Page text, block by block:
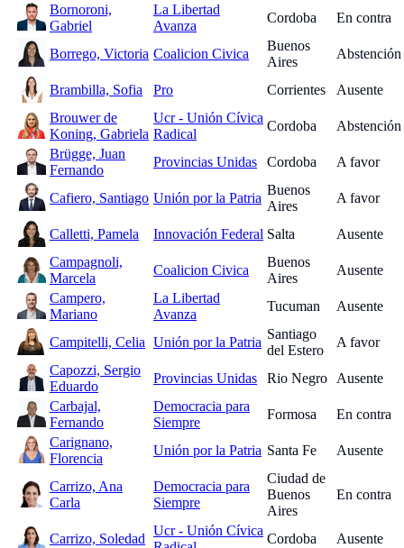
Bornoroni,
Gabriel
La Libertad
Avanza
Cordoba En contra
Borrego, Victoria Coalicion Civica
Buenos
Aires
Abstención
Brambilla, Sofia Pro Corrientes
Ausente
Brouwer de
Koning, Gabriela
Ucr - Unión Cívica
Radical
Cordoba
Abstención
Brügge, Juan
Fernando
Provincias Unidas Cordoba A favor
Cafiero, Santiago Unión por la Patria
Buenos
Aires
A favor
Calletti, Pamela Innovación Federal Salta
Ausente
Campagnoli,
Marcela
Coalicion Civica
Buenos
Aires
Ausente
Campero,
Mariano
La Libertad
Avanza
Tucuman Ausente
Campitelli, Celia Unión por la Patria
Santiago
del Estero
A favor
Capozzi, Sergio
Eduardo
Provincias Unidas Rio Negro Ausente
Carbajal,
Fernando
Democracia para
Siempre
Formosa
En contra
Carignano,
Florencia
Unión por la Patria Santa Fe Ausente
Carrizo, Ana
Carla
Democracia para
Siempre
Ciudad de
Buenos
Aires
En contra
Carrizo, Soledad
Ucr - Unión Cívica
Cordoba Ausente